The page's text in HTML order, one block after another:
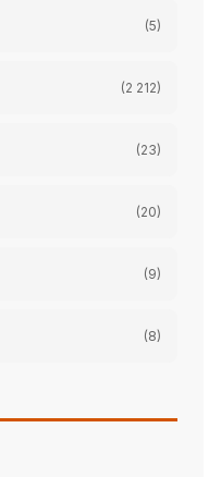
(5)
(2 212)
(23)
(20)
(9)
(8)